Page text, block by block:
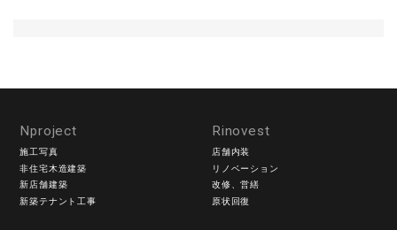
当社は、ご提供いただいた個人情報については、以下の
いずれかに該当する場合を除き、いかなる第三者にも開
示・提供いたしません。
1）お問い合わせ、またはご要望に対し、適切な回答また
Nproject
施工写真
非住宅木造建築
新店舗建築
新築テナント工事
Rinovest
店舗内装
リノベーション
改修、営繕
原状回復